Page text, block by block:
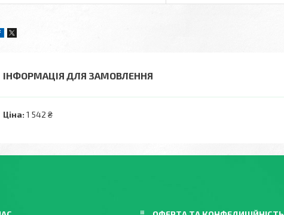
ІНФОРМАЦІЯ ДЛЯ ЗАМОВЛЕННЯ
Ціна: 1 542 ₴